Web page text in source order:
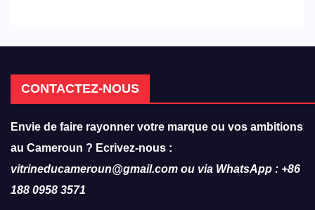
CONTACTEZ-NOUS
Envie de faire rayonner votre marque ou vos ambitions
au Cameroun ? Ecrivez-nous :
vitrineducameroun@gmail.com ou via WhatsApp : +86
188 0958 3571